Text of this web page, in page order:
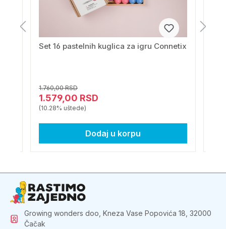
Set 16 pastelnih kuglica za igru Connetix
1.760,00 RSD
1.579,00 RSD
(10.28% uštede)
Dodaj u korpu
Growing wonders doo, Kneza Vase Popovića 18, 32000
Čačak